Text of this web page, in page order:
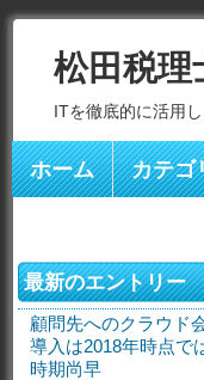
松田税理
ITを徹底的に活用
ホーム カテゴ
最新のエントリー
顧問先へのクラウド
導入は2018年時点で
時期尚早